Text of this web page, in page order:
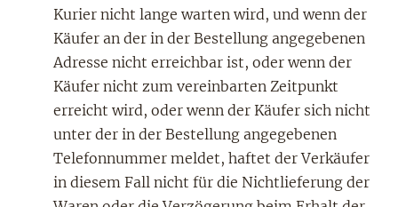
Kurier nicht lange warten wird, und wenn der
Käufer an der in der Bestellung angegebenen
Adresse nicht erreichbar ist, oder wenn der
Käufer nicht zum vereinbarten Zeitpunkt
erreicht wird, oder wenn der Käufer sich nicht
unter der in der Bestellung angegebenen
Telefonnummer meldet, haftet der Verkäufer
in diesem Fall nicht für die Nichtlieferung der